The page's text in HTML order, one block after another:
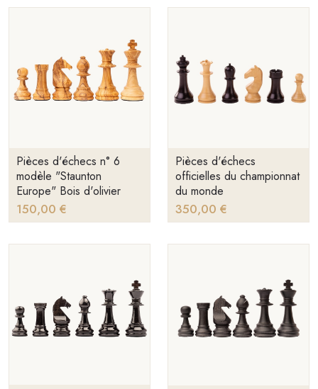
Pièces d'échecs n° 6
modèle "Staunton
Europe" Bois d'olivier
150,00 €
Pièces d'échecs
officielles du championnat
du monde
350,00 €